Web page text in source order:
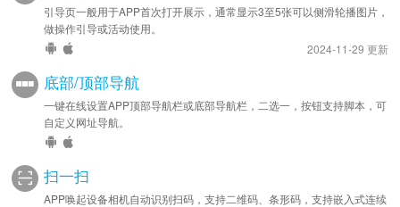
引导页一般用于APP首次打开展示，通常显示3至5张可以侧滑轮播图片，
做操作引导或活动使用。
2024-11-29 更新
底部/顶部导航
一键在线设置APP顶部导航栏或底部导航栏，二选一，按钮支持脚本，可
自定义网址导航。
扫一扫
APP唤起设备相机自动识别扫码，支持二维码、条形码，支持嵌入式连续